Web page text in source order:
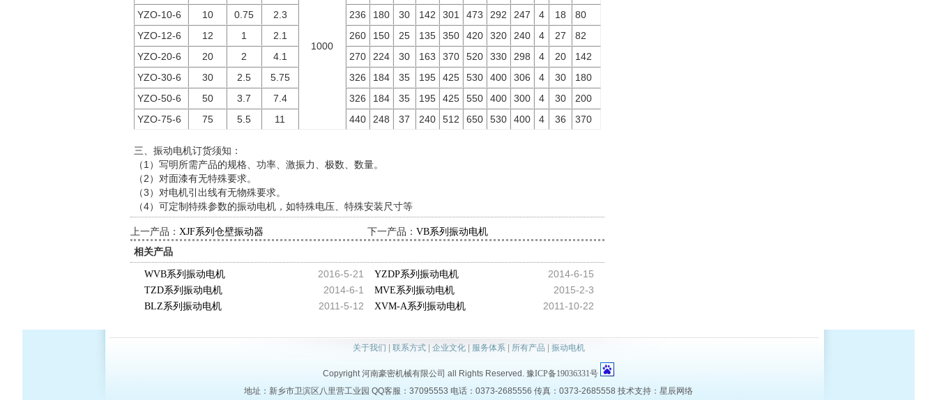
1000
YZO-10-6
10 0.75 2.3 236 180 30 142 301 473 292 247 4 18
80
YZO-12-6
12 1 2.1 260 150 25 135 350 420 320 240 4 27
82
YZO-20-6
20 2 4.1 270 224 30 163 370 520 330 298 4 20
142
YZO-30-6
30 2.5 5.75 326 184 35 195 425 530 400 306 4 30
180
YZO-50-6
50 3.7 7.4 326 184 35 195 425 550 400 300 4 30
200
YZO-75-6
75 5.5 11 440 248 37 240 512 650 530 400 4 36 370
三、振动电机订货须知：
（1）写明所需产品的规格、功率、激振力、极数、数量。
（2）对面漆有无特殊要求。
（3）对电机引出线有无物殊要求。
（4）可定制特殊参数的振动电机，如特殊电压、特殊安装尺寸等
上一产品： XJF系列仓壁振动器 下一产品： VB系列振动电机
相关产品
2016-5-21
WVB系列振动电机 2014-6-15
YZDP系列振动电机
2014-6-1
TZD系列振动电机 2015-2-3
MVE系列振动电机
2011-5-12
BLZ系列振动电机 2011-10-22
XVM-A系列振动电机
关于我们 联系方式| 企业文化| 服务体系| 所有产品 振动电机
Copyright 河南豪密机械有限公司 all Rights Reserved. 豫ICP备19036331号
地址：新乡市卫滨区八里营工业园 QQ客服：37095553 电话：0373-2685556 传真：0373-2685558 技术支持： 星辰网络